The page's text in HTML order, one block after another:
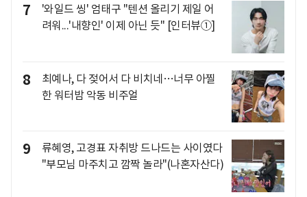
7
'와일드 씽' 엄태구 "텐션 올리기 제일 어
려워...'내향인' 이제 아닌 듯" [인터뷰①]
8
최예나, 다 젖어서 다 비치네…너무 아찔
한 워터밤 악동 비주얼
9
류혜영, 고경표 자취방 드나드는 사이였다
"부모님 마주치고 깜짝 놀라"(나혼자산다)